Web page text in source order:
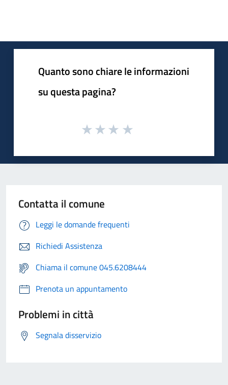
Quanto sono chiare le informazioni
su questa pagina?
Contatta il comune
Leggi le domande frequenti
Richiedi Assistenza
Chiama il comune 045.6208444
Prenota un appuntamento
Problemi in città
Segnala disservizio